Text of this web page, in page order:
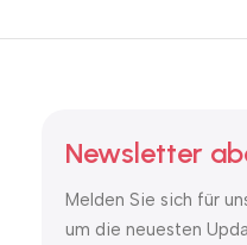
Newsletter
Melden Sie sich für
um die neuesten